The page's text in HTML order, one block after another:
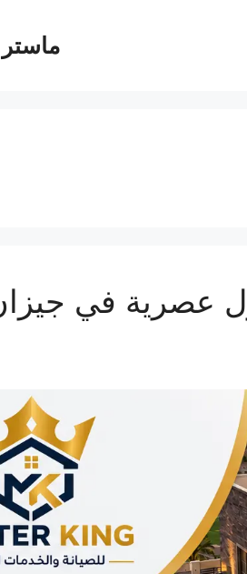
ماستر
ومظلات بجازان 0537212379 | حلول